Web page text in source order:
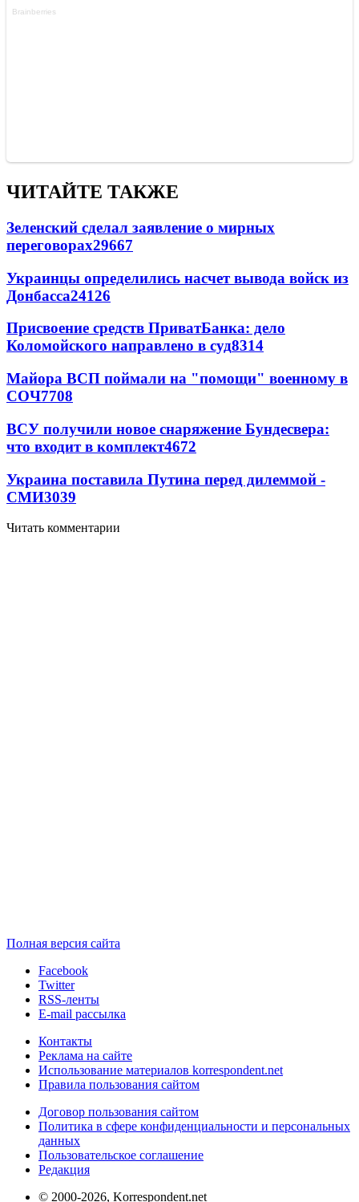
ЧИТАЙТЕ ТАКЖЕ
Зеленский сделал заявление о мирных
переговорах29667
Украинцы определились насчет вывода войск из
Донбасса24126
Присвоение средств ПриватБанка: дело
Коломойского направлено в суд8314
Майора ВСП поймали на "помощи" военному в
СОЧ7708
ВСУ получили новое снаряжение Бундесвера:
что входит в комплект4672
Украина поставила Путина перед дилеммой -
СМИ3039
Читать комментарии
Полная версия сайта
Facebook
Twitter
RSS-ленты
E-mail рассылка
Контакты
Реклама на сайте
Использование материалов korrespondent.net
Правила пользования сайтом
Договор пользования сайтом
Политика в сфере конфиденциальности и персональных
данных
Пользовательское соглашение
Редакция
© 2000-2026, Korrespondent.net